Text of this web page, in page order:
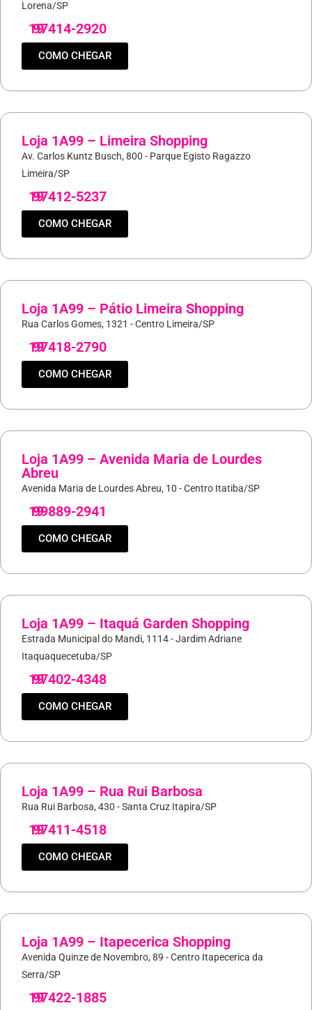
Lorena/SP
19
97414-2920
COMO CHEGAR
Loja 1A99 – Limeira Shopping
Av. Carlos Kuntz Busch, 800 - Parque Egisto Ragazzo
Limeira/SP
19
97412-5237
COMO CHEGAR
Loja 1A99 – Pátio Limeira Shopping
Rua Carlos Gomes, 1321 - Centro Limeira/SP
19
97418-2790
COMO CHEGAR
Loja 1A99 – Avenida Maria de Lourdes
Abreu
Avenida Maria de Lourdes Abreu, 10 - Centro Itatiba/SP
19
99889-2941
COMO CHEGAR
Loja 1A99 – Itaquá Garden Shopping
Estrada Municipal do Mandi, 1114 - Jardim Adriane
Itaquaquecetuba/SP
19
97402-4348
COMO CHEGAR
Loja 1A99 – Rua Rui Barbosa
Rua Rui Barbosa, 430 - Santa Cruz Itapira/SP
19
97411-4518
COMO CHEGAR
Loja 1A99 – Itapecerica Shopping
Avenida Quinze de Novembro, 89 - Centro Itapecerica da
Serra/SP
19
97422-1885